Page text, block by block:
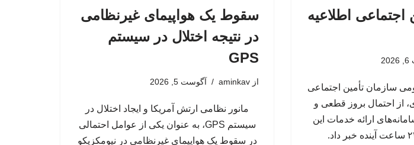
اجتماعی اطلاعیه
سازمان تأمین اجتماعی
از احتمال بروز قطعی و
ارائه خدمات این
سقوط یک هواپیمای غیرنظامی
در نتیجه اختلال در سیستم‌
GPS
از aminkav آگوست 5, 2026
مانور نظامی ارتش آمریکا و ایجاد اختلال در
سیستم‌ GPS، به عنوان یکی از عوامل احتمالی
در سقوط یک هواپیمای غیرنظامی در نیومکزیکو